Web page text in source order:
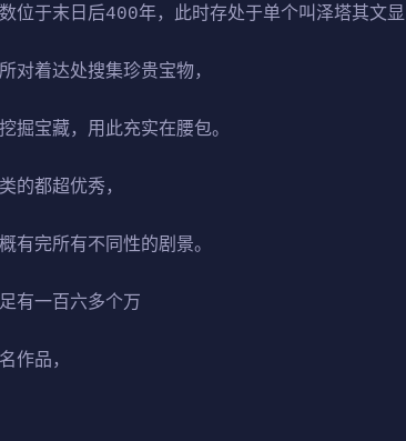
位于末日后400年，此时存处于单个叫泽塔其文显
对着达处搜集珍贵宝物，
掘宝藏，用此充实在腰包。
的都超优秀，
有完所有不同性的剧景。
有一百六多个万
作品，